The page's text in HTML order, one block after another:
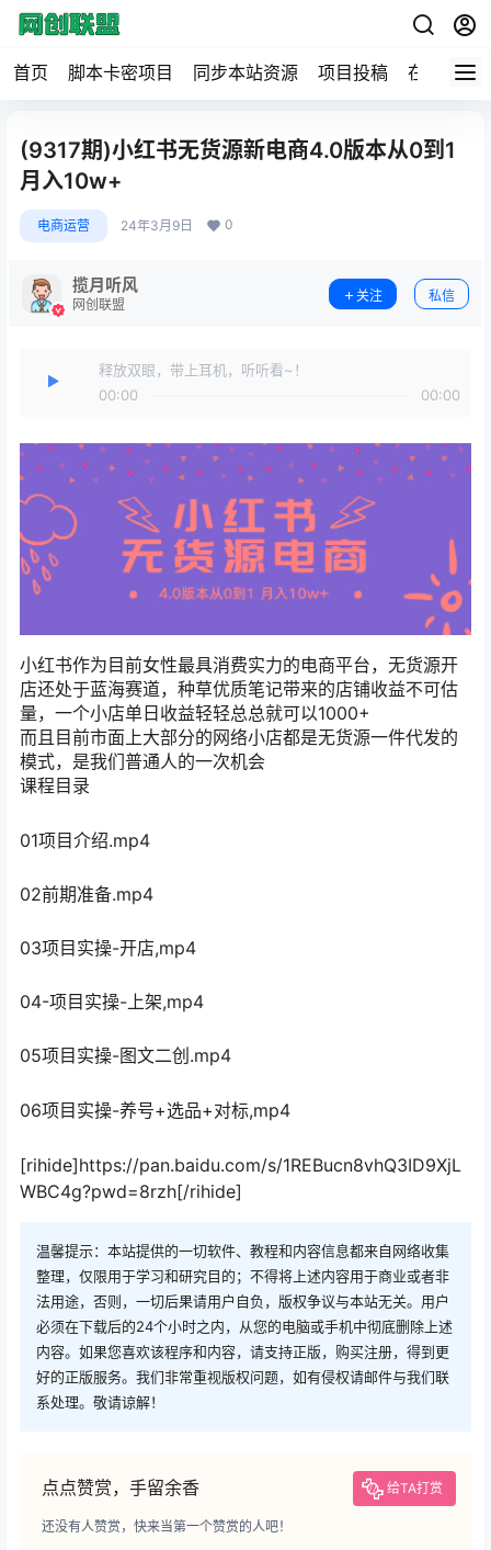
首页 脚本卡密项目 同步本站资源 项目投稿 在线工具
(9317期)小红书无货源新电商4.0版本从0到1
月入10w+
电商运营 24年3月9日 0
揽月听风
网创联盟
关注 私信
释放双眼，带上耳机，听听看~！
00:00
00:00
小红书作为目前女性最具消费实力的电商平台，无货源开
店还处于蓝海赛道，种草优质笔记带来的店铺收益不可估
量，一个小店单日收益轻轻总总就可以1000+
而且目前市面上大部分的网络小店都是无货源一件代发的
模式，是我们普通人的一次机会
课程目录
01项目介绍.mp4
02前期准备.mp4
03项目实操-开店,mp4
04-项目实操-上架,mp4
05项目实操-图文二创.mp4
06项目实操-养号+选品+对标,mp4
[rihide]https://pan.baidu.com/s/1REBucn8vhQ3ID9XjL
WBC4g?pwd=8rzh[/rihide]
温馨提示：本站提供的一切软件、教程和内容信息都来自网络收集
整理，仅限用于学习和研究目的；不得将上述内容用于商业或者非
法用途，否则，一切后果请用户自负，版权争议与本站无关。用户
必须在下载后的24个小时之内，从您的电脑或手机中彻底删除上述
内容。如果您喜欢该程序和内容，请支持正版，购买注册，得到更
好的正版服务。我们非常重视版权问题，如有侵权请邮件与我们联
系处理。敬请谅解！
点点赞赏，手留余香 给TA打赏
还没有人赞赏，快来当第一个赞赏的人吧！